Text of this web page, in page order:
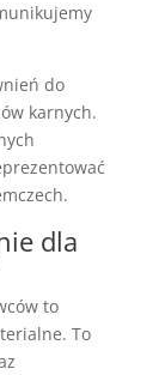
do
karnych.
dla
to
To